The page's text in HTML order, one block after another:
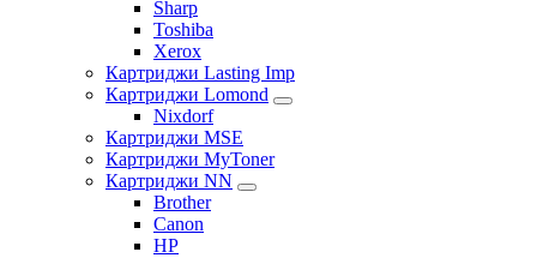
Sharp
Toshiba
Xerox
Картриджи Lasting Imp
Картриджи Lomond
Nixdorf
Картриджи MSE
Картриджи MyToner
Картриджи NN
Brother
Canon
HP